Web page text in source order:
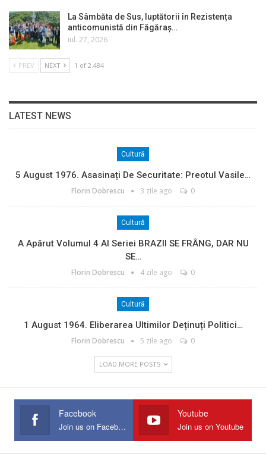
La Sâmbăta de Sus, luptătorii în Rezistența
anticomunistă din Făgăraș…
iul. 27, 2026
PREV NEXT 1 of 2.484
LATEST NEWS
Cultură
5 August 1976. Asasinați De Securitate: Preotul Vasile…
Florin Dobrescu 3 zile ago 0
Cultură
A Apărut Volumul 4 Al Seriei BRAZII SE FRÂNG, DAR NU
SE…
Florin Dobrescu 4 zile ago 0
Cultură
1 August 1964. Eliberarea Ultimilor Deținuți Politici…
Florin Dobrescu 5 zile ago 0
LOAD MORE POSTS
Facebook
Join us on Facebook
Youtube
Join us on Youtube